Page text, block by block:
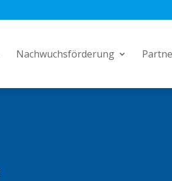
Nachwuchsförderung